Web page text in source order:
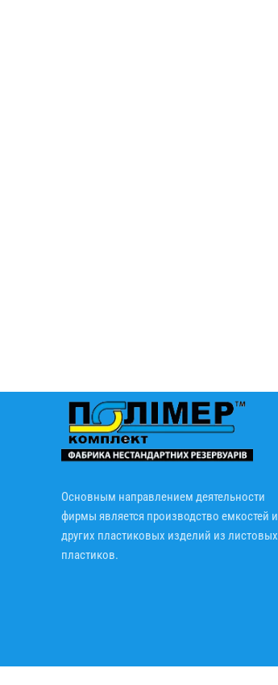
Основным направлением деятельности
фирмы является производство емкостей и
других пластиковых изделий из листовых
пластиков.